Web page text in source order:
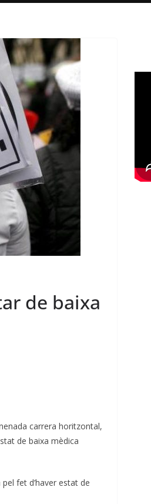
de baixa
carrera horitzontal,
de baixa mèdica
fet d’haver estat de